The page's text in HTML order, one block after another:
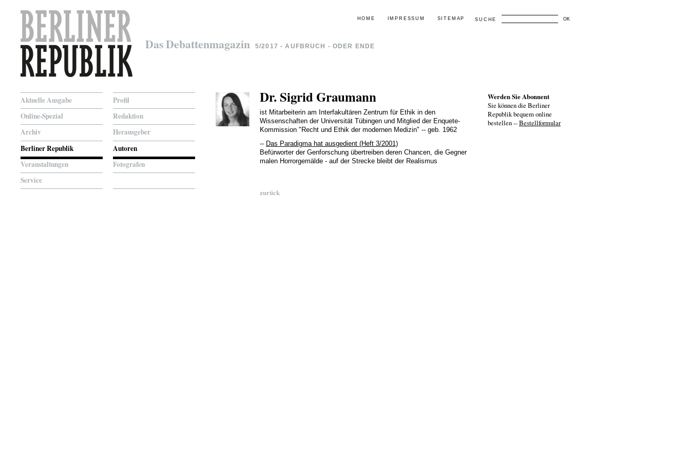
Das Debattenmagazin 5/2017 - AUFBRUCH - ODER ENDE
SUCHE OK
HOME IMPRESSUM SITEMAP
Aktuelle Ausgabe
Online-Spezial
Archiv
Berliner Republik
Veranstaltungen
Service
Profil
Redaktion
Herausgeber
Autoren
Fotografen
Dr. Sigrid Graumann
ist Mitarbeiterin am Interfakultären Zentrum für Ethik in den
Wissenschaften der Universität Tübingen und Mitglied der Enquete-
Kommission "Recht und Ethik der modernen Medizin" -- geb. 1962
-- Das Paradigma hat ausgedient (Heft 3/2001)
Befürworter der Genforschung übertreiben deren Chancen, die Gegner
malen Horrorgemälde - auf der Strecke bleibt der Realismus
zurück
Werden Sie Abonnent
Sie können die Berliner
Republik bequem online
bestellen --Bestellformular